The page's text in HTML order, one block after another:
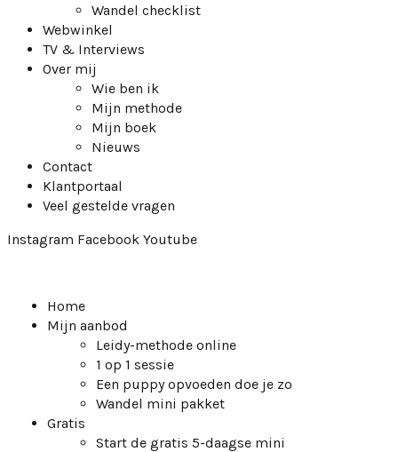
Wandel checklist
Webwinkel
TV & Interviews
Over mij
Wie ben ik
Mijn methode
Mijn boek
Nieuws
Contact
Klantportaal
Veel gestelde vragen
Instagram Facebook Youtube
Home
Mijn aanbod
Leidy-methode online
1 op 1 sessie
Een puppy opvoeden doe je zo
Wandel mini pakket
Gratis
Start de gratis 5-daagse mini